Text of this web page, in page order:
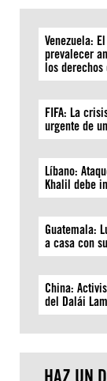
Venezuela:
prevalecer
los
FIFA: La
urgente de
Líbano:
Khalil debe
Guatemala:
a casa con
China:
del Dalái